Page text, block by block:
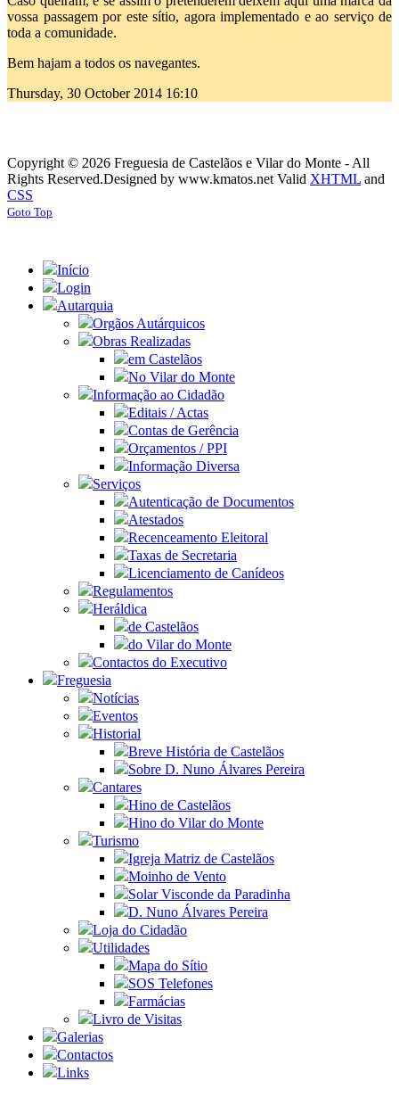
vossa passagem por este sítio, agora implementado e ao serviço de
toda a comunidade.
Bem hajam a todos os navegantes.
Thursday, 30 October 2014 16:10
Copyright © 2026 Freguesia de Castelãos e Vilar do Monte - All
Rights Reserved.Designed by www.kmatos.net Valid XHTML and
CSS
Goto Top
Início
Login
Autarquia
Orgãos Autárquicos
Obras Realizadas
em Castelãos
No Vilar do Monte
Informação ao Cidadão
Editais / Actas
Contas de Gerência
Orçamentos / PPI
Informação Diversa
Serviços
Autenticação de Documentos
Atestados
Recenceamento Eleitoral
Taxas de Secretaria
Licenciamento de Canídeos
Regulamentos
Heráldica
de Castelãos
do Vilar do Monte
Contactos do Executivo
Freguesia
Notícias
Eventos
Historial
Breve História de Castelãos
Sobre D. Nuno Álvares Pereira
Cantares
Hino de Castelãos
Hino do Vilar do Monte
Turismo
Igreja Matriz de Castelãos
Moinho de Vento
Solar Visconde da Paradinha
D. Nuno Álvares Pereira
Loja do Cidadão
Utilidades
Mapa do Sítio
SOS Telefones
Farmácias
Livro de Visitas
Galerias
Contactos
Links